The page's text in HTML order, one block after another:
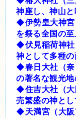
神座し、神山
◆伊勢皇大神
を祭る全国の
◆伏見稲荷神
神として多種
◆春日大社（
の著名な観光
◆住吉大社（
売繁盛の神とし
◆天満宮（大